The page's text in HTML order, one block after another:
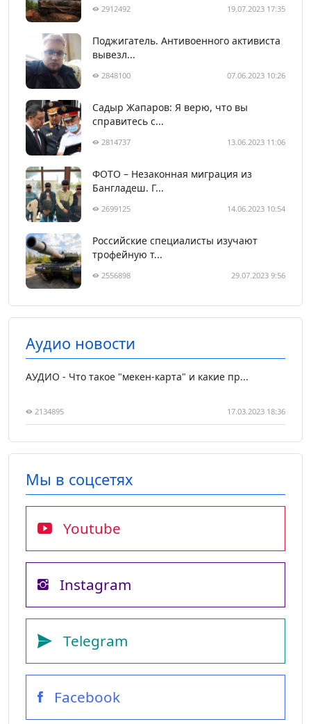
2912492 19.07.2023 17:35
Поджигатель. Антивоенного активиста
вывезл...
2848100 07.06.2023 10:26
Садыр Жапаров: Я верю, что вы
справитесь с...
2814737 13.06.2023 11:06
ФОТО – Незаконная миграция из
Бангладеш. Г...
2699125 14.06.2023 10:54
Российские специалисты изучают
трофейную т...
2556898 29.07.2023 9:56
Аудио новости
АУДИО - Что такое "мекен-карта" и какие пр...
2134895 17.03.2023 18:36
Мы в соцсетях
Youtube
Instagram
Telegram
Facebook